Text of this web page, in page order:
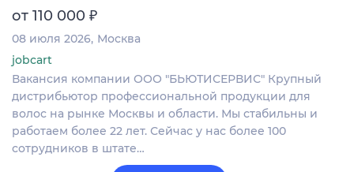
от 110 000 ₽
08 июля 2026 Москва
jobcart
Вакансия компании ООО "БЬЮТИСЕРВИС" Крупный
дистрибьютор профессиональной продукции для
волос на рынке Москвы и области. Мы стабильны и
работаем более 22 лет. Сейчас у нас более 100
сотрудников в штате…